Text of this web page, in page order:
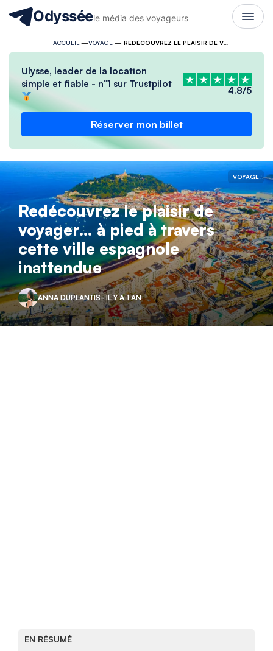
Odysséele média des voyageurs
ACCUEIL —VOYAGE— REDÉCOUVREZ LE PLAISIR DE VOYAGER… À PIED À TRAVERS CETTE VILLE ESPAGNOLE INATTENDUE
Ulysse, leader de la location
simple et fiable - n°1 sur Trustpilot
4.8/5
Réserver mon billet
VOYAGE
Redécouvrez le plaisir de
voyager… à pied à travers
cette ville espagnole
inattendue
ANNA DUPLANTIS- IL Y A 1 AN
EN RÉSUMÉ